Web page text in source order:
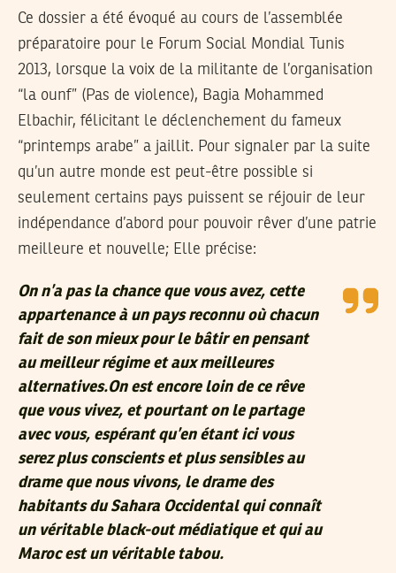
Ce dossier a été évoqué au cours de l’assemblée
préparatoire pour le Forum Social Mondial Tunis
2013, lorsque la voix de la militante de l’organisation
“la ounf” (Pas de violence), Bagia Mohammed
Elbachir, félicitant le déclenchement du fameux
“printemps arabe” a jaillit. Pour signaler par la suite
qu’un autre monde est peut-être possible si
seulement certains pays puissent se réjouir de leur
indépendance d’abord pour pouvoir rêver d’une patrie
meilleure et nouvelle; Elle précise:
On n’a pas la chance que vous avez, cette
appartenance à un pays reconnu où chacun
fait de son mieux pour le bâtir en pensant
au meilleur régime et aux meilleures
alternatives.On est encore loin de ce rêve
que vous vivez, et pourtant on le partage
avec vous, espérant qu’en étant ici vous
serez plus conscients et plus sensibles au
drame que nous vivons, le drame des
habitants du Sahara Occidental qui connaît
un véritable black-out médiatique et qui au
Maroc est un véritable tabou.